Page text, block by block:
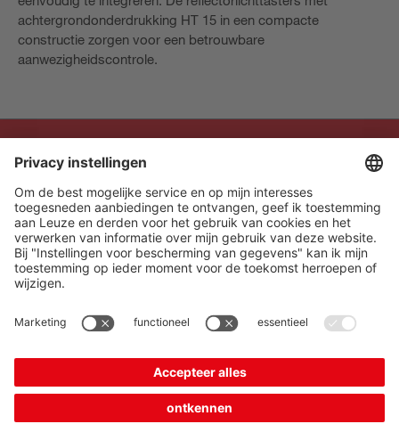
achtergrondonderdrukking HT 15 in een compacte
constructie zorgen voor een betrouwbare
aanwezigheidscontrole.
The Sensor People
Quick links
Nieuwsbrief
* Alle prijzen excl. btw en
Gegevensbescherming